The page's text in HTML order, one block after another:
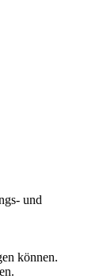
und
können.